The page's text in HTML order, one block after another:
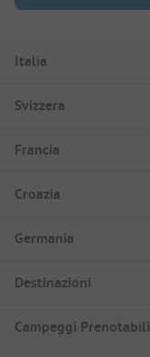
Italia
Svizzera
Francia
Croazia
Germania
Destinazioni
Campeggi Prenotabili